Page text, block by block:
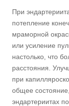
При
потепление
мраморной
или усиление
настолько, что
расстояния.
при
общее
эндартериитах